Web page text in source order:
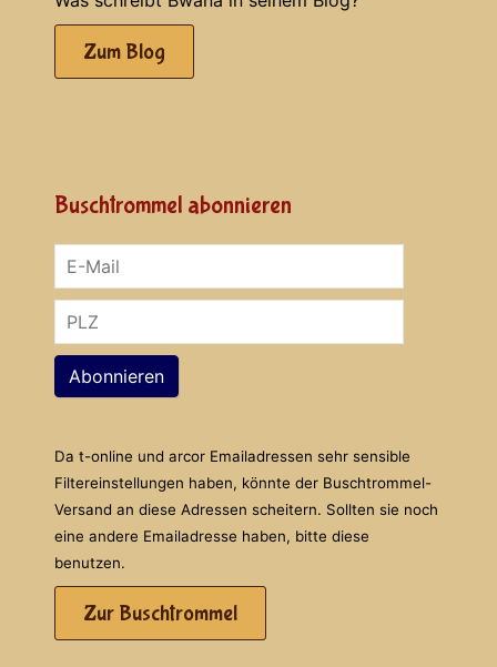
Zum Blog
Buschtrommel abonnieren
Abonnieren
Da t-online und arcor Emailadressen sehr sensible
Filtereinstellungen haben, könnte der Buschtrommel-
Versand an diese Adressen scheitern. Sollten sie noch
eine andere Emailadresse haben, bitte diese
benutzen.
Zur Buschtrommel